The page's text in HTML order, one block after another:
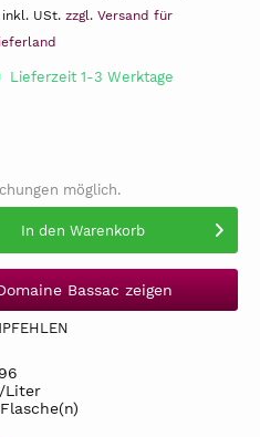
USt. zzgl. Versand für
Lieferzeit 1-3 Werktage
möglich.
In den Warenkorb
Bassac zeigen
Liter